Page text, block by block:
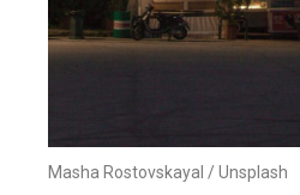
Masha Rostovskayal / Unsplash